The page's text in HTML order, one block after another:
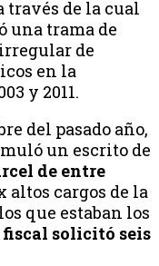
través de la cual
una trama de
de
en la
y 2011.
del pasado año,
un escrito de
de entre
altos cargos de la
que estaban los
fiscal solicitó seis